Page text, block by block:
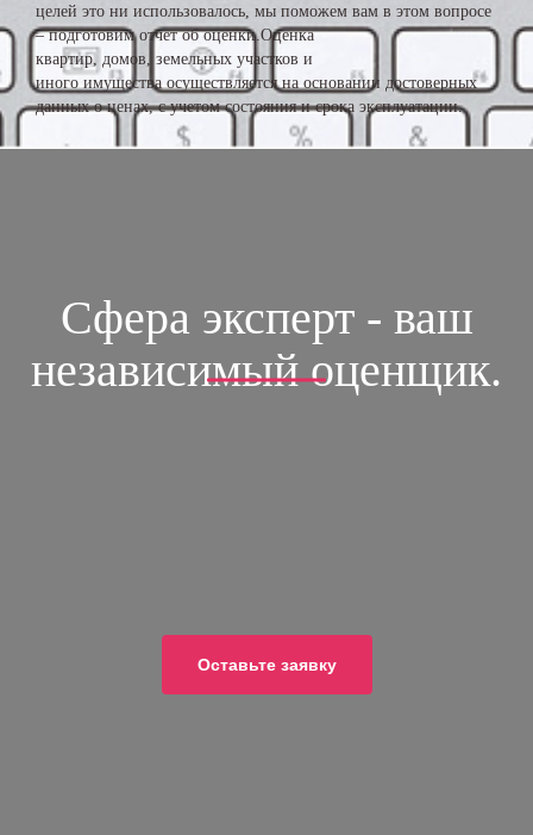
целей это ни использовалось, мы поможем вам в этом вопросе
– подготовим отчет об оценки.Оценка
квартир, домов, земельных участков и
иного имущества осуществляется на основании достоверных
данных о ценах, с учетом состояния и срока эксплуатации.
Сфера эксперт - ваш
независимый оценщик.
Оставьте заявку